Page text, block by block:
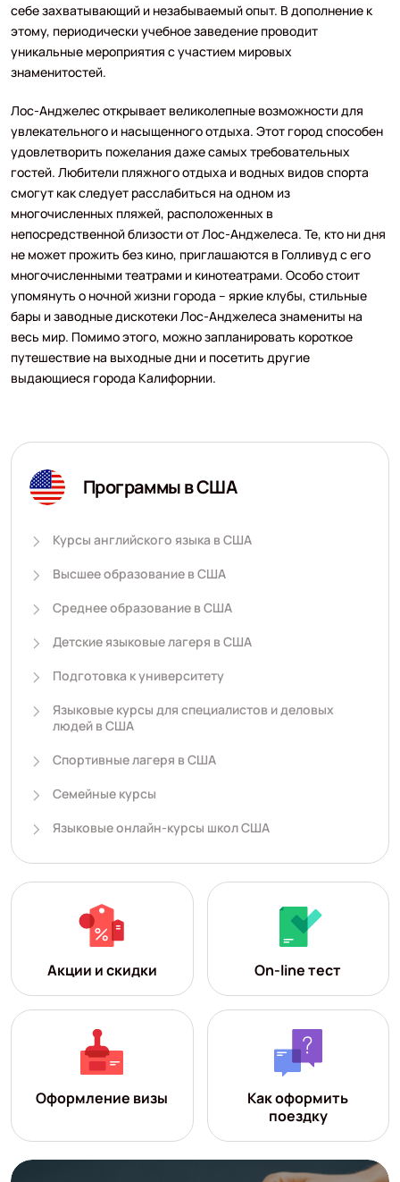
себе захватывающий и незабываемый опыт. В дополнение к
этому, периодически учебное заведение проводит
уникальные мероприятия с участием мировых
знаменитостей.
Лос-Анджелес открывает великолепные возможности для
увлекательного и насыщенного отдыха. Этот город способен
удовлетворить пожелания даже самых требовательных
гостей. Любители пляжного отдыха и водных видов спорта
смогут как следует расслабиться на одном из
многочисленных пляжей, расположенных в
непосредственной близости от Лос-Анджелеса. Те, кто ни дня
не может прожить без кино, приглашаются в Голливуд с его
многочисленными театрами и кинотеатрами. Особо стоит
упомянуть о ночной жизни города – яркие клубы, стильные
бары и заводные дискотеки Лос-Анджелеса знамениты на
весь мир. Помимо этого, можно запланировать короткое
путешествие на выходные дни и посетить другие
выдающиеся города Калифорнии.
Программы в США
Курсы английского языка в США
Высшее образование в США
Среднее образование в США
Детские языковые лагеря в США
Подготовка к университету
Языковые курсы для специалистов и деловых
людей в США
Спортивные лагеря в США
Семейные курсы
Языковые онлайн-курсы школ США
Акции и скидки On-line тест
Оформление визы
Как оформить
поездку